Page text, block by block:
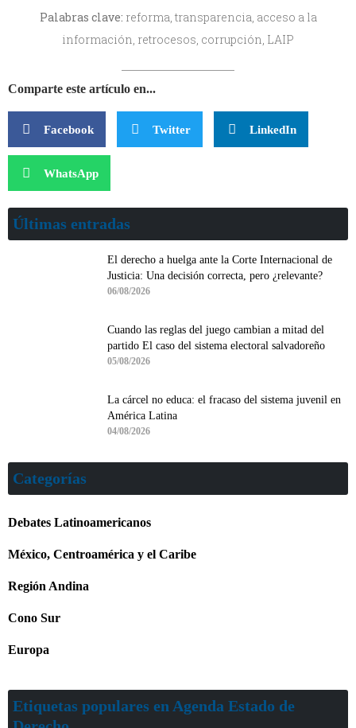
Palabras clave: reforma, transparencia, acceso a la
información, retrocesos, corrupción, LAIP
Comparte este artículo en...
Facebook Twitter LinkedIn
WhatsApp
Últimas entradas
El derecho a huelga ante la Corte Internacional de
Justicia: Una decisión correcta, pero ¿relevante?
06/08/2026
Cuando las reglas del juego cambian a mitad del
partido El caso del sistema electoral salvadoreño
05/08/2026
La cárcel no educa: el fracaso del sistema juvenil en
América Latina
04/08/2026
Categorías
Debates Latinoamericanos
México, Centroamérica y el Caribe
Región Andina
Cono Sur
Europa
Etiquetas populares en Agenda Estado de